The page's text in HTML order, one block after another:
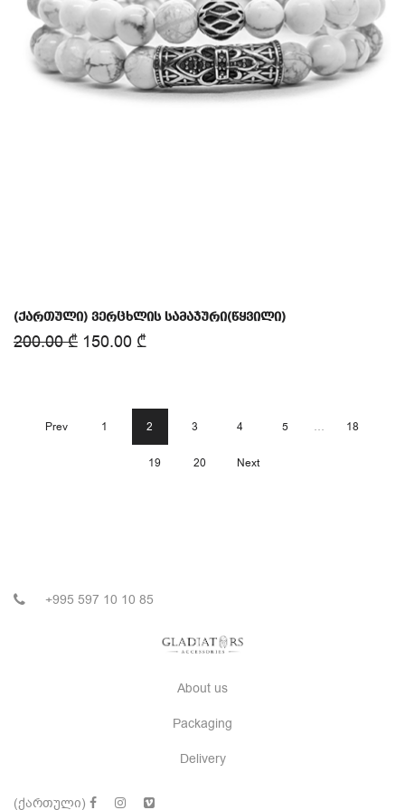
(ქართული) ვერცხლის სამაჯური(წყვილი)
200.00₾ 150.00 ₾
Prev 1 2 3 4 5 … 18
19 20 Next
+995 597 10 10 85
About us
Packaging
Delivery
(ქართული)